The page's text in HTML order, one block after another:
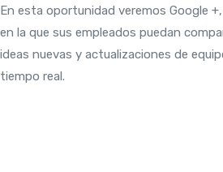
En esta oportunidad veremos Google
en la que sus empleados puedan
ideas nuevas y actualizaciones de
tiempo real.